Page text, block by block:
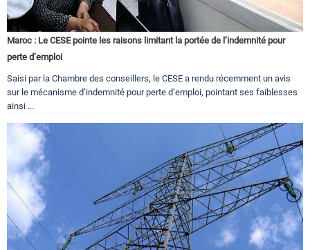
Maroc : Le CESE pointe les raisons limitant la portée de l’indemnité pour
perte d’emploi
Saisi par la Chambre des conseillers, le CESE a rendu récemment un avis
sur le mécanisme d’indemnité pour perte d’emploi, pointant ses faiblesses
ainsi ...